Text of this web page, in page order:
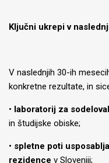
Ključni ukrepi v
V naslednjih 30-ih
konkretne rezultate, in
• laboratorij za
in študijske obiske;
• spletne poti
rezidence v Sloveniji;